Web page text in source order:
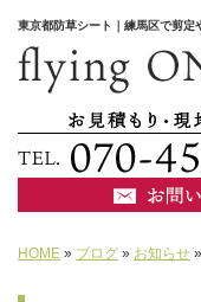
東京都防草シート｜練馬区で剪
HOME » ブログ » お知らせ »